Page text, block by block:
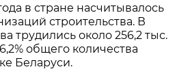
в стране насчитывалось
строительства. В
трудились около 256,2 тыс.
общего количества
Беларуси.